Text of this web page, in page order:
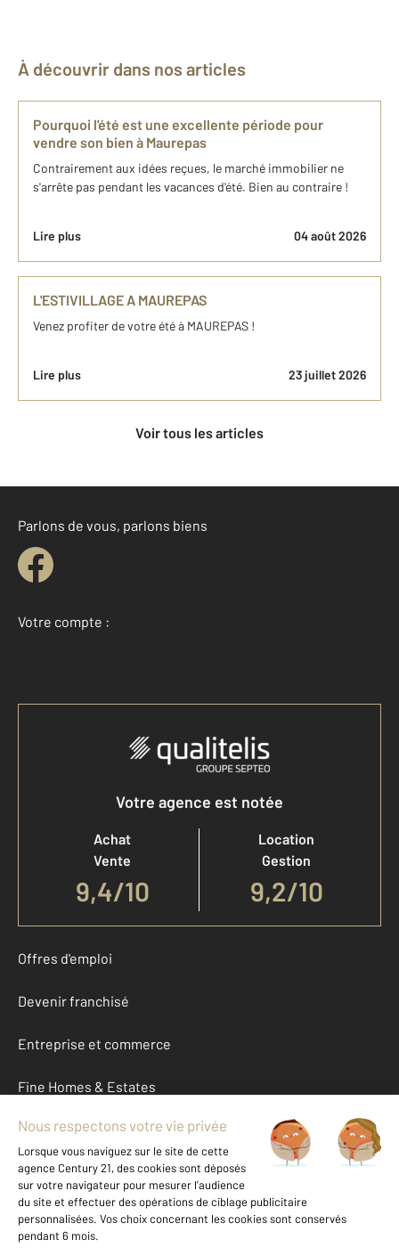
À découvrir dans nos articles
Pourquoi l'été est une excellente période pour
vendre son bien à Maurepas
Contrairement aux idées reçues, le marché immobilier ne
s'arrête pas pendant les vacances d'été. Bien au contraire !
Lire plus 04 août 2026
L'ESTIVILLAGE A MAUREPAS
Venez profiter de votre été à MAUREPAS !
Lire plus 23 juillet 2026
Voir tous les articles
Parlons de vous, parlons biens
Votre compte :
Accéder à mon compte
Votre agence est notée
Achat
Vente
9,4/10
Location
Gestion
9,2/10
Offres d'emploi
Devenir franchisé
Entreprise et commerce
Fine Homes & Estates
À propos
International
Nous contacter